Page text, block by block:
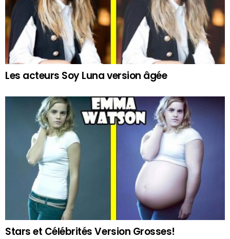
Les acteurs Soy Luna version âgée
Stars et Célébrités Version Grosses!